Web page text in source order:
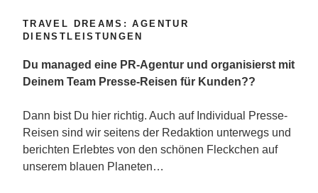
TRAVEL DREAMS: AGENTUR
DIENSTLEISTUNGEN
Du managed eine PR-Agentur und organisierst mit
Deinem Team Presse-Reisen für Kunden??
Dann bist Du hier richtig. Auch auf Individual Presse-
Reisen sind wir seitens der Redaktion unterwegs und
berichten Erlebtes von den schönen Fleckchen auf
unserem blauen Planeten…